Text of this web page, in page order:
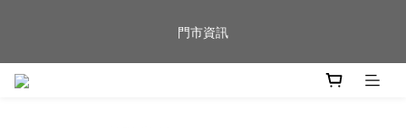
群門市展示中✨
門市資訊